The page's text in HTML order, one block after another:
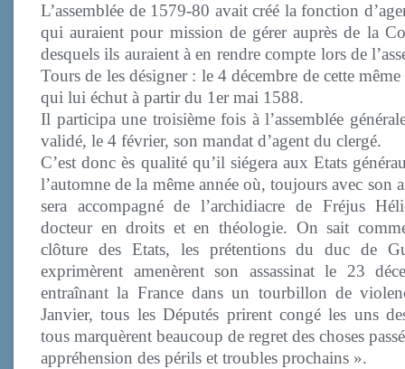
L’assemblée de 1579-80 avait créé la fonction
qui auraient pour mission de gérer auprès de la
desquels ils auraient à en rendre compte lors de
Tours de les désigner : le 4 décembre de cette
qui lui échut à partir du 1er mai 1588.
Il participa une troisième fois à l’assemblée
validé, le 4 février, son mandat d’agent du clergé.
C’est donc ès qualité qu’il siégera aux Etats
l’automne de la même année où, toujours avec son
sera accompagné de l’archidiacre de Fréjus
docteur en droits et en théologie. On sait
clôture des Etats, les prétentions du duc de
exprimèrent amenèrent son assassinat le 23
entraînant la France dans un tourbillon de
Janvier, tous les Députés prirent congé les uns
tous marquèrent beaucoup de regret des choses
appréhension des périls et troubles prochains ».